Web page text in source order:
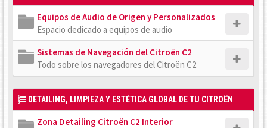
Equipos de Audio de Origen y Personalizados
Espacio dedicado a equipos de audio
Sistemas de Navegación del Citroën C2
Todo sobre los navegadores del Citroën C2
DETAILING, LIMPIEZA Y ESTÉTICA GLOBAL DE TU CITROËN
Zona Detailing Citroën C2 Interior